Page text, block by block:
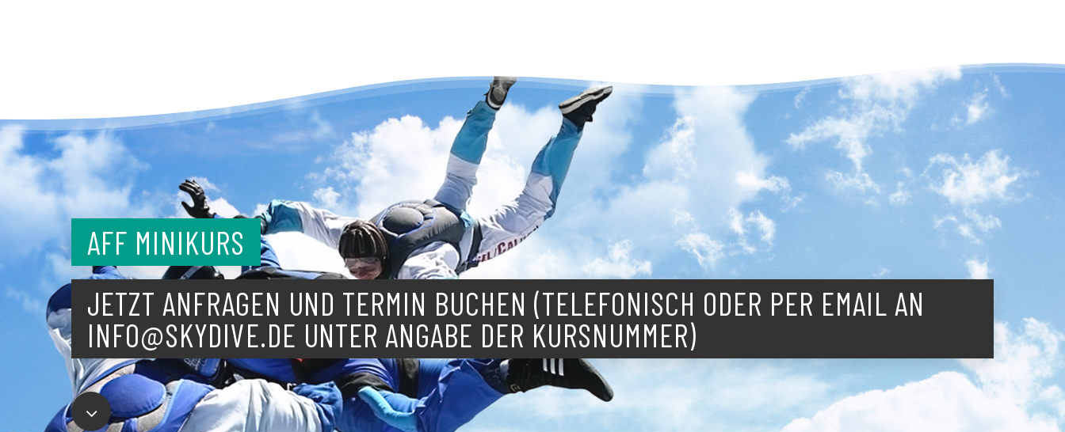
AFF MINIKURS
JETZT ANFRAGEN UND TERMIN BUCHEN (TELEFONISCH ODER PER EMAIL AN
INFO@SKYDIVE.DE UNTER ANGABE DER KURSNUMMER)